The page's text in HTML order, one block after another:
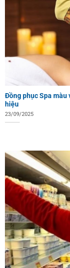
Đồng phục Spa
hiệu
23/09/2025